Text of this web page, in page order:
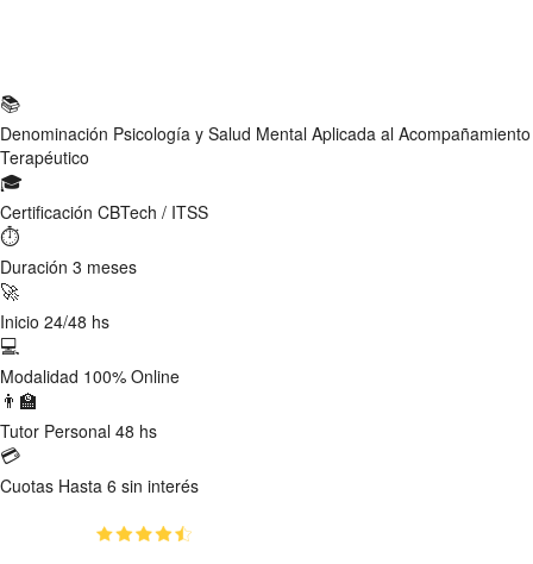
📚
Denominación Psicología y Salud Mental Aplicada al Acompañamiento
Terapéutico
🎓
Certificación CBTech / ITSS
⏱
Duración 3 meses
🚀
Inicio 24/48 hs
💻
Modalidad 100% Online
👨‍🏫
Tutor Personal 48 hs
💳
Cuotas Hasta 6 sin interés